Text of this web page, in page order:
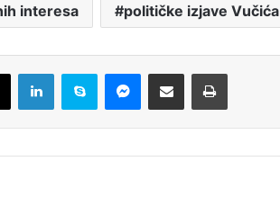
interesa političke izjave Vučića